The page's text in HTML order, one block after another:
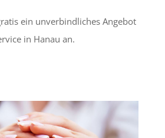
ein unverbindliches Angebot
in Hanau an.